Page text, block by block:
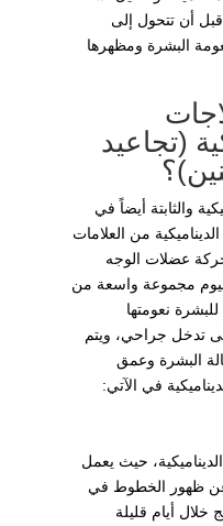
أن تتحول إلى
البشرة ومظهرها
(تجاعيد
والثابتة أيضاً في
من العلامات
حركة عضلات الوجه
مجموعة واسعة من
نعومتها
تدخل جراحي، ويتم
البشرة وعمق
في الآتي:
الديناميكية، حيث يعمل
عن ظهور الخطوط في
خلال أيام قليلة